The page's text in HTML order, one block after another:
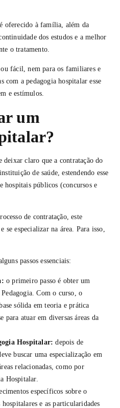
oferecido à família, além da
dos estudos e a melhor
o tratamento.
fácil, nem para os familiares e
com a pedagogia hospitalar esse
e estímulos.
um
deixar claro que a contratação do
de saúde, estendendo esse
hospitais públicos (concursos e
de contratação, este
especializar na área. Para isso,
passos essenciais:
o primeiro passo é obter um
Com o curso, o
sólida em teoria e prática
para atuar em diversas áreas da
Hospitalar:depois de
buscar uma especialização em
relacionadas, como por
Hospitalar.
específicos sobre o
e as particularidades